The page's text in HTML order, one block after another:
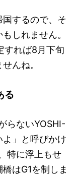
するので、そ
しれません。
すれば8月下旬
んね。
る
らないYOSHI-
」と呼びかけ
特に浮上もせ
はG1を制しま